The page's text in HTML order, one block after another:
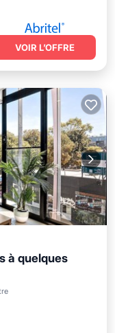
VOIR L’OFFRE
à quelques